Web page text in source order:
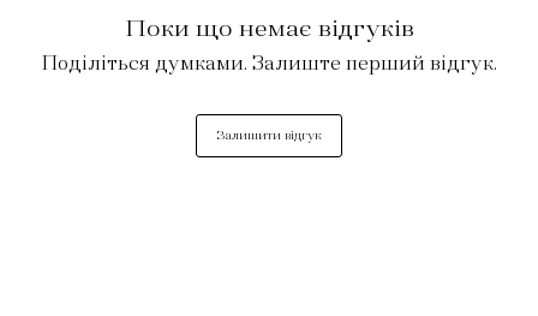
Поки що немає відгуків
Поділіться думками. Залиште перший відгук.
Залишити відгук